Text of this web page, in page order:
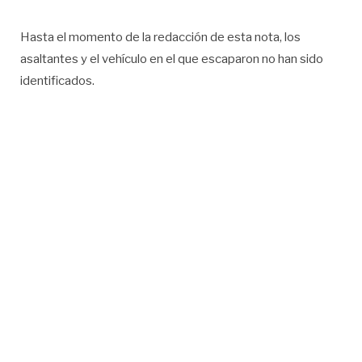
Hasta el momento de la redacción de esta nota, los
asaltantes y el vehículo en el que escaparon no han sido
identificados.